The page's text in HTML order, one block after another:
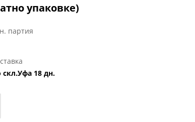
упаковке)
партия
скл.Уфа 18 дн.